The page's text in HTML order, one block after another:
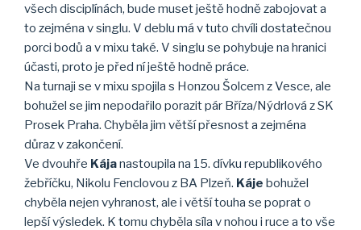
všech disciplínách, bude muset ještě hodně zabojovat a
to zejména v singlu. V deblu má v tuto chvíli dostatečnou
porci bodů a v mixu také. V singlu se pohybuje na hranici
účasti, proto je před ní ještě hodně práce.
Na turnaji se v mixu spojila s Honzou Šolcem z Vesce, ale
bohužel se jim nepodařilo porazit pár Bříza/Nýdrlová z SK
Prosek Praha. Chyběla jim větší přesnost a zejména
důraz v zakončení.
Ve dvouhře Kájanastoupila na 15. dívku republikového
žebříčku, Nikolu Fenclovou z BA Plzeň. Káje bohužel
chyběla nejen vyhranost, ale i větší touha se poprat o
lepší výsledek. K tomu chyběla síla v nohou i ruce a to vše